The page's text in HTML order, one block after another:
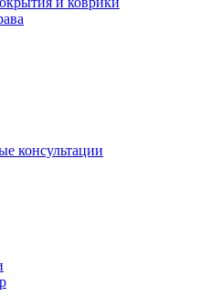
консультации